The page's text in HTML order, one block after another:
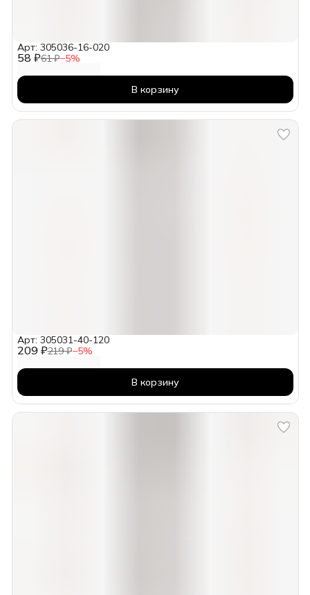
58 ₽61 ₽−5%
Арт: 305036-16-020
В корзину
209 ₽219 ₽−5%
Арт: 305031-40-120
В корзину